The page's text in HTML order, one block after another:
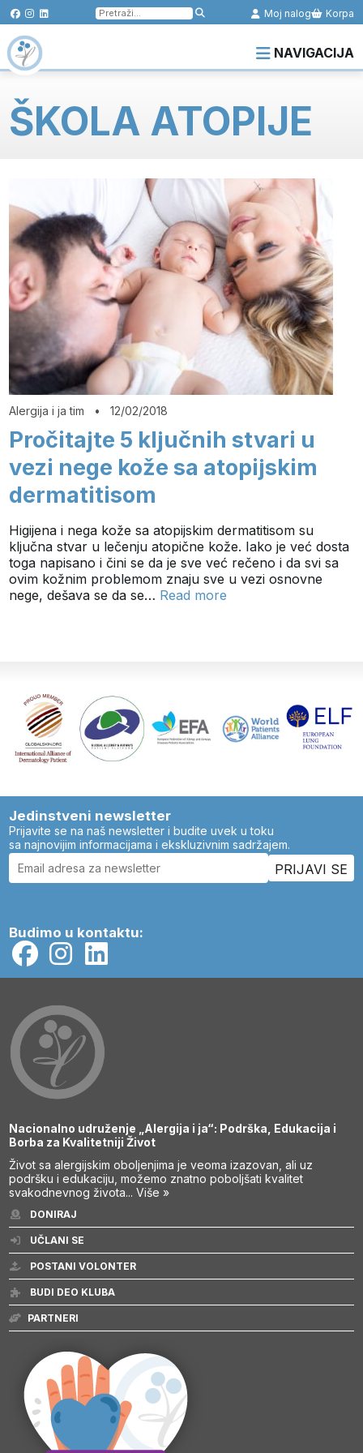
Pretraga
za:
Moj nalog Korpa
NAVIGACIJA
ŠKOLA ATOPIJE
Alergija i ja tim •12/02/2018
Pročitajte 5 ključnih stvari u
vezi nege kože sa atopijskim
dermatitisom
Higijena i nega kože sa atopijskim dermatitisom su
ključna stvar u lečenju atopične kože. Iako je već dosta
toga napisano i čini se da je sve već rečeno i da svi sa
ovim kožnim problemom znaju sve u vezi osnovne
nege, dešava se da se… Read more
Jedinstveni newsletter
Prijavite se na naš newsletter i budite uvek u toku
sa najnovijim informacijama i ekskluzivnim sadržajem.
Budimo u kontaktu:
Nacionalno udruženje „Alergija i ja“: Podrška, Edukacija i
Borba za Kvalitetniji Život
Život sa alergijskim oboljenjima je veoma izazovan, ali uz
podršku i edukaciju, možemo znatno poboljšati kvalitet
svakodnevnog života...Više »
DONIRAJ
UČLANI SE
POSTANI VOLONTER
BUDI DEO KLUBA
PARTNERI